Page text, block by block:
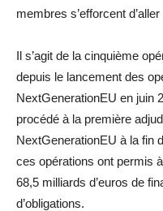
membres s’efforcent
Il s’agit de la cinquième
depuis le lancement des
NextGenerationEU en juin
procédé à la première
NextGenerationEU à la fin
ces opérations ont permis
68,5 milliards d’euros de
d’obligations.